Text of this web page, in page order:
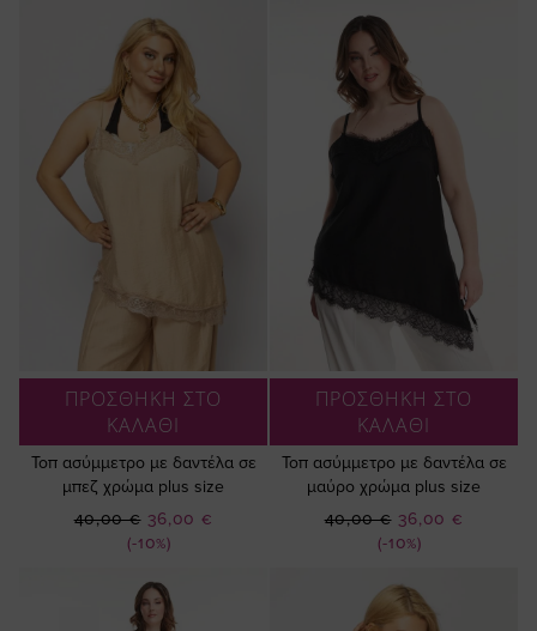
ΠΡΟΣΘΗΚΗ ΣΤΟ
ΚΑΛΑΘΙ
Τοπ ασύμμετρο με δαντέλα σε
μπεζ χρώμα plus size
(-10%)
Ειδική
Τιμή
36,00 €
40,00 €
ΠΡΟΣΘΗΚΗ ΣΤΟ
ΚΑΛΑΘΙ
Τοπ ασύμμετρο με δαντέλα σε
μαύρο χρώμα plus size
(-10%)
Ειδική
Τιμή
36,00 €
40,00 €